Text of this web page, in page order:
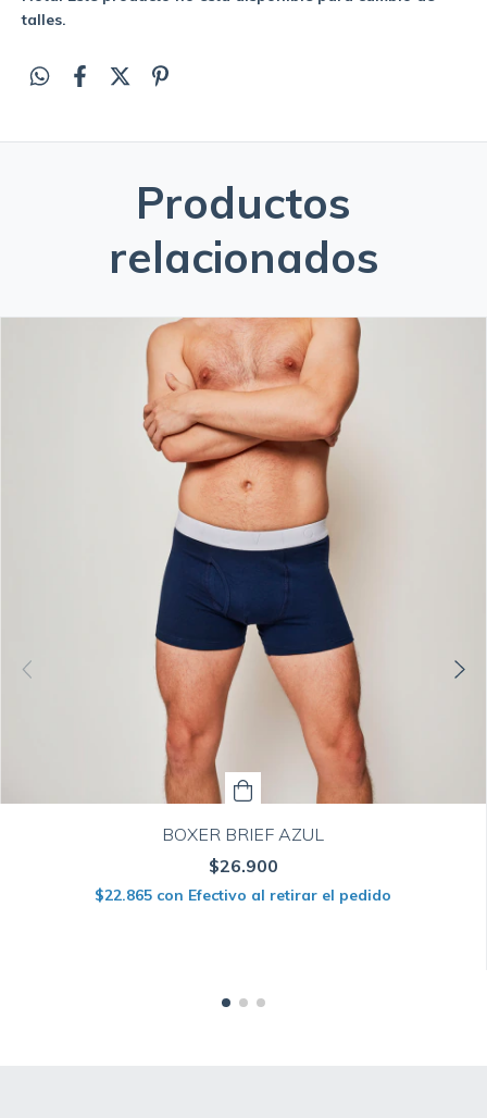
talles.
Productos
relacionados
BOXER BRIEF AZUL
$26.900
$22.865 con Efectivo al retirar el pedido